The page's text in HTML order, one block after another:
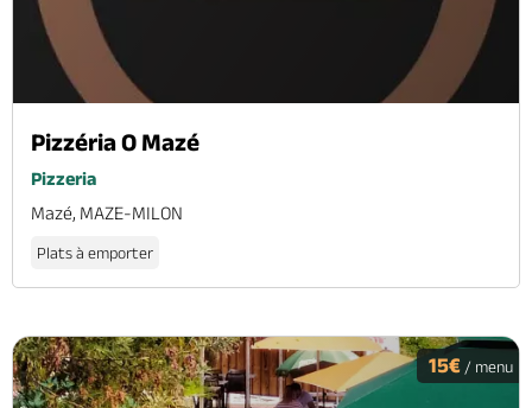
Pizzéria O Mazé
Pizzeria
Mazé, MAZE-MILON
Plats à emporter
15€ / menu